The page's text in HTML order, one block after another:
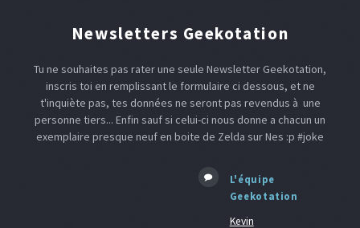
Newsletters Geekotation
Tu ne souhaites pas rater une seule Newsletter Geekotation,
inscris toi en remplissant le formulaire ci dessous, et ne
t'inquiète pas, tes données ne seront pas revendus à une
personne tiers... Enfin sauf si celui-ci nous donne a chacun un
exemplaire presque neuf en boite de Zelda sur Nes :p #joke
L'équipe
Geekotation
Kevin